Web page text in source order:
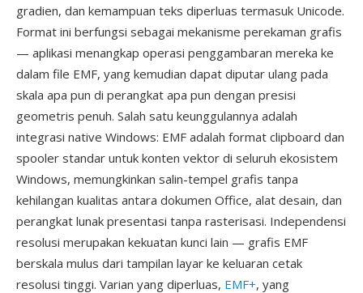
gradien, dan kemampuan teks diperluas termasuk Unicode.
Format ini berfungsi sebagai mekanisme perekaman grafis
— aplikasi menangkap operasi penggambaran mereka ke
dalam file EMF, yang kemudian dapat diputar ulang pada
skala apa pun di perangkat apa pun dengan presisi
geometris penuh. Salah satu keunggulannya adalah
integrasi native Windows: EMF adalah format clipboard dan
spooler standar untuk konten vektor di seluruh ekosistem
Windows, memungkinkan salin-tempel grafis tanpa
kehilangan kualitas antara dokumen Office, alat desain, dan
perangkat lunak presentasi tanpa rasterisasi. Independensi
resolusi merupakan kekuatan kunci lain — grafis EMF
berskala mulus dari tampilan layar ke keluaran cetak
resolusi tinggi. Varian yang diperluas, EMF+, yang